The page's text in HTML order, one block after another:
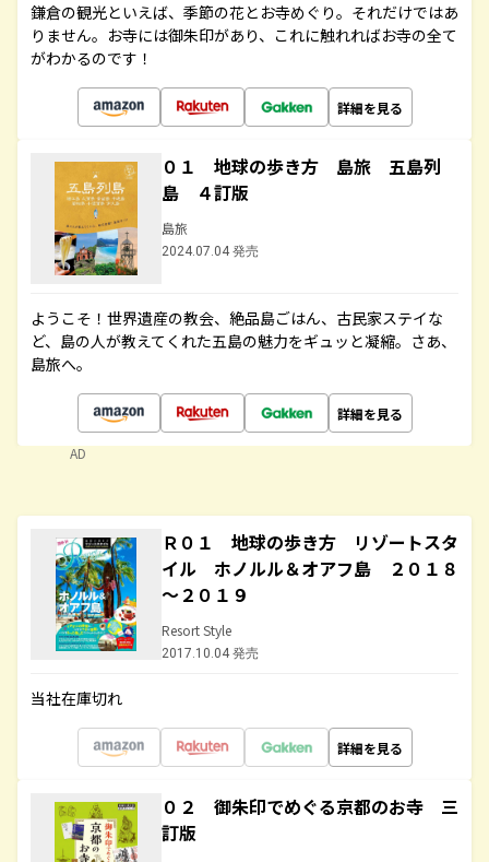
鎌倉の観光といえば、季節の花とお寺めぐり。それだけではあ
りません。お寺には御朱印があり、これに触れればお寺の全て
がわかるのです！
詳細を見る
０１ 地球の歩き方 島旅 五島列
島 ４訂版
島旅
2024.07.04 発売
ようこそ！世界遺産の教会、絶品島ごはん、古民家ステイな
ど、島の人が教えてくれた五島の魅力をギュッと凝縮。さあ、
島旅へ。
詳細を見る
AD
Ｒ０１ 地球の歩き方 リゾートスタ
イル ホノルル＆オアフ島 ２０１８
～２０１９
Resort Style
2017.10.04 発売
当社在庫切れ
詳細を見る
０２ 御朱印でめぐる京都のお寺 三
訂版